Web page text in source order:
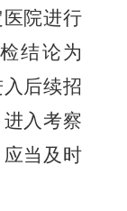
院进行
结论为
后续招
入考察
当及时